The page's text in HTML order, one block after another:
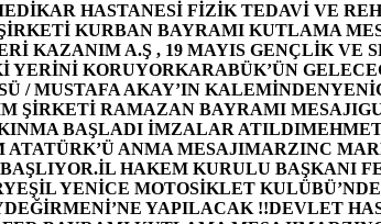
HASTANESİ FİZİK TEDAVİ VE
KURBAN BAYRAMI KUTLAMA
KAZANIM A.Ş , 19 MAYIS GENÇLİK VE
YERİNİ KORUYORKARABÜK’ÜN
/ MUSTAFA AKAY’IN KALEMİNDEN
ŞİRKETİ RAMAZAN BAYRAMI MESAJI
BAŞLADI İMZALAR ATILDI
ANMA MESAJIMARZINC
İL HAKEM KURULU BAŞKANI
YEŞİL YENİCE MOTOSİKLET
YAPILACAK !!DEVLET